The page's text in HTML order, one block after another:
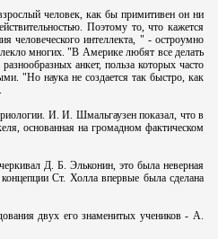
человек, как бы примитивен он ни
Поэтому то, что кажется
человеческого интеллекта, " - остроумно
многих. "В Америке любят все делать
анкет, польза которых часто
"Но наука не создается так быстро, как
И. И. Шмальгаузен показал, что в
основанная на громадном фактическом
Д. Б. Эльконин, это была неверная
Ст. Холла впервые была сделана
двух его знаменитых учеников - А.